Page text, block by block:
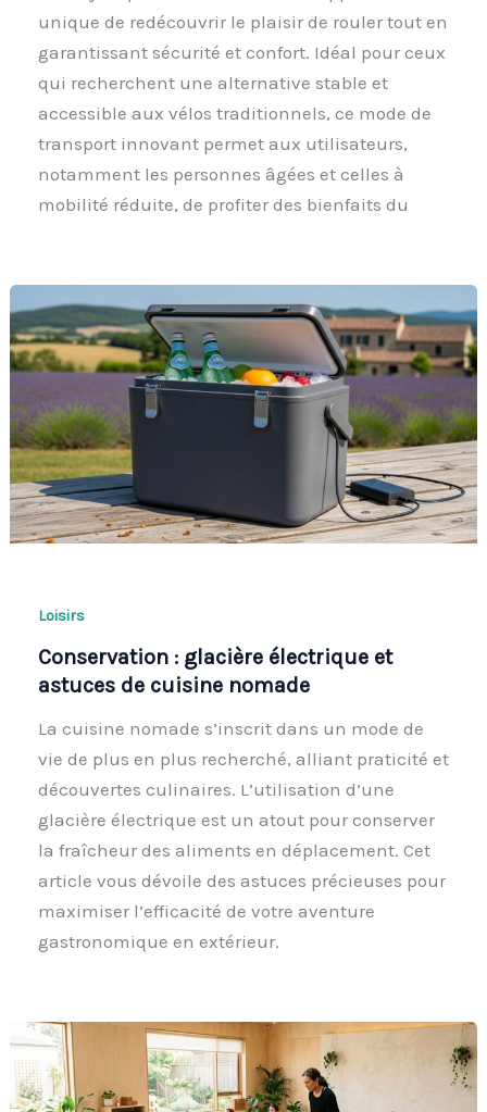
unique de redécouvrir le plaisir de rouler tout en
garantissant sécurité et confort. Idéal pour ceux
qui recherchent une alternative stable et
accessible aux vélos traditionnels, ce mode de
transport innovant permet aux utilisateurs,
notamment les personnes âgées et celles à
mobilité réduite, de profiter des bienfaits du
Loisirs
Conservation : glacière électrique et
astuces de cuisine nomade
La cuisine nomade s’inscrit dans un mode de
vie de plus en plus recherché, alliant praticité et
découvertes culinaires. L’utilisation d’une
glacière électrique est un atout pour conserver
la fraîcheur des aliments en déplacement. Cet
article vous dévoile des astuces précieuses pour
maximiser l’efficacité de votre aventure
gastronomique en extérieur.